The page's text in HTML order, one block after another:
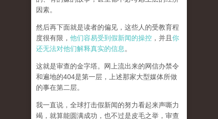
因素。
然后再下面就是读者的偏见，这些人的受教育程
度很有限， 他们容易受到假新闻的操控 ，并且 你
还无法对他们解释真实的信息 。
这就是审查的金字塔。网上流出来的网信办禁令
和遍地的404是第一层，上述那家大型媒体所做
的事在第二层。
我一直说，全球打击假新闻的努力看起来声嘶力
竭，就算能圆满成功，也不过是皮毛之举，审查